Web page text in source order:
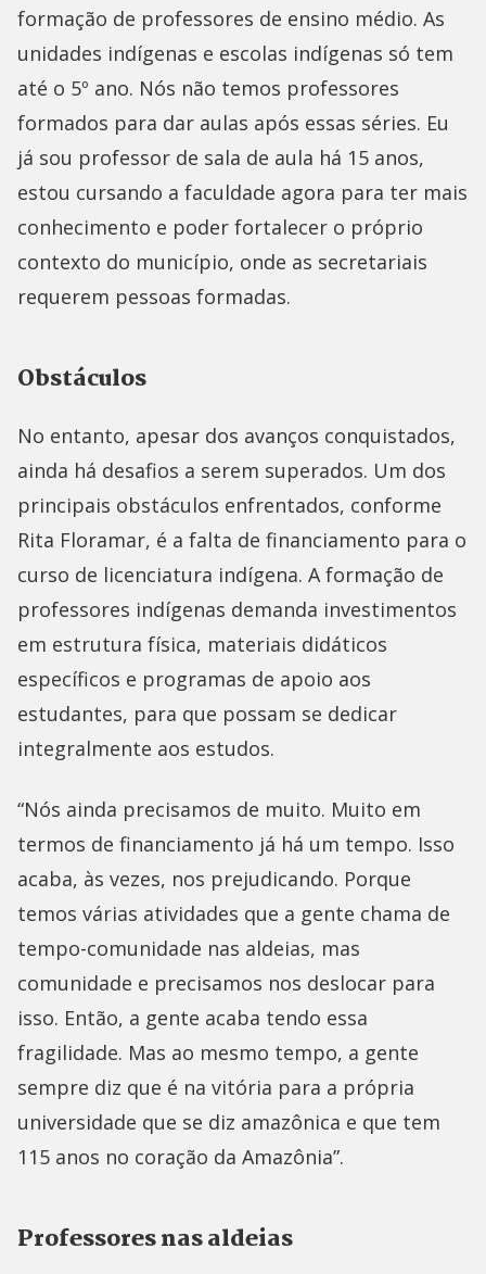
formação de professores de ensino médio. As
unidades indígenas e escolas indígenas só tem
até o 5º ano. Nós não temos professores
formados para dar aulas após essas séries. Eu
já sou professor de sala de aula há 15 anos,
estou cursando a faculdade agora para ter mais
conhecimento e poder fortalecer o próprio
contexto do município, onde as secretariais
requerem pessoas formadas.
Obstáculos
No entanto, apesar dos avanços conquistados,
ainda há desafios a serem superados. Um dos
principais obstáculos enfrentados, conforme
Rita Floramar, é a falta de financiamento para o
curso de licenciatura indígena. A formação de
professores indígenas demanda investimentos
em estrutura física, materiais didáticos
específicos e programas de apoio aos
estudantes, para que possam se dedicar
integralmente aos estudos.
“Nós ainda precisamos de muito. Muito em
termos de financiamento já há um tempo. Isso
acaba, às vezes, nos prejudicando. Porque
temos várias atividades que a gente chama de
tempo-comunidade nas aldeias, mas
comunidade e precisamos nos deslocar para
isso. Então, a gente acaba tendo essa
fragilidade. Mas ao mesmo tempo, a gente
sempre diz que é na vitória para a própria
universidade que se diz amazônica e que tem
115 anos no coração da Amazônia”.
Professores nas aldeias